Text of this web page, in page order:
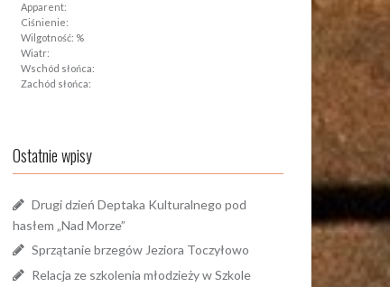
Apparent:
Ciśnienie:
Wilgotność: %
Wiatr:
Wschód słońca:
Zachód słońca:
Ostatnie wpisy
Drugi dzień Deptaka Kulturalnego pod
hasłem „Nad Morze”
Sprzątanie brzegów Jeziora Toczyłowo
Relacja ze szkolenia młodzieży w Szkole